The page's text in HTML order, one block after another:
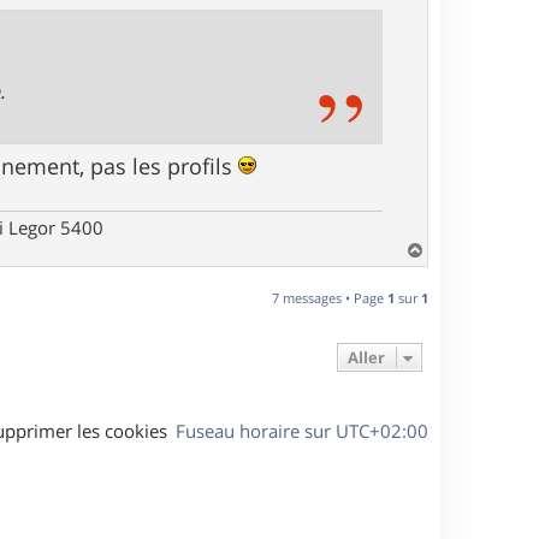
pas les profils
Legor 5400
a
t
7 messages • Page 1 sur 1
Aller
Fuseau horaire sur UTC+02:00
les cookies